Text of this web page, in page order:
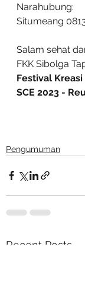
Situmeang
Salam sehat
FKK Sibolga
Festival
SCE 2023 -
Pengumuman
Recent Posts